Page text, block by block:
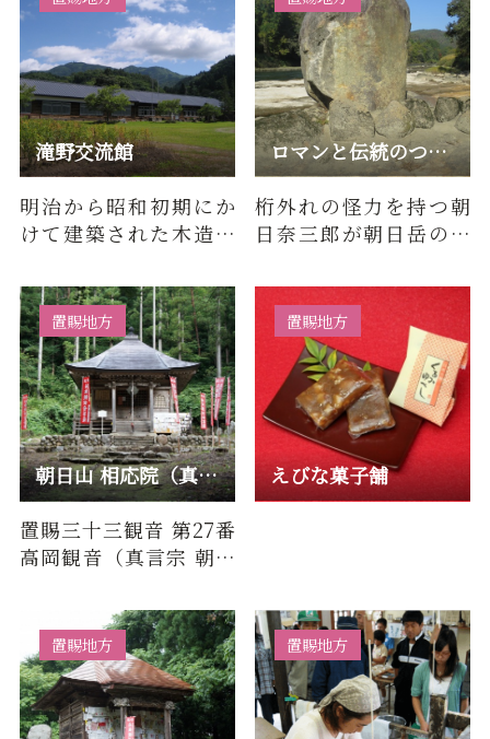
滝野交流館
明治から昭和初期にか
けて建築された木造１
10年まで滝野小学校の
校舎でし…
ロマンと伝統のつぶて石
桁外れの怪力を持つ朝
日奈三郎が朝日岳の頂
つぶて石だという伝説
が残され…
朝日山 相応院（真言宗）/ 置賜三十三観音 第27番 高岡観音
置賜地方
置賜三十三観音 第27番
高岡観音（真言宗 朝日
百物語（由来・歴史）
もと…
えびな菓子舗
置賜地方
置賜地方 置賜地方